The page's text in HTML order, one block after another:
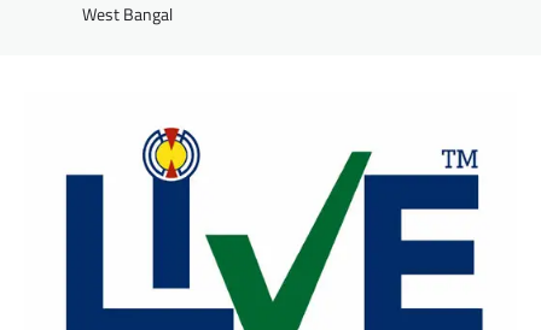
West Bangal